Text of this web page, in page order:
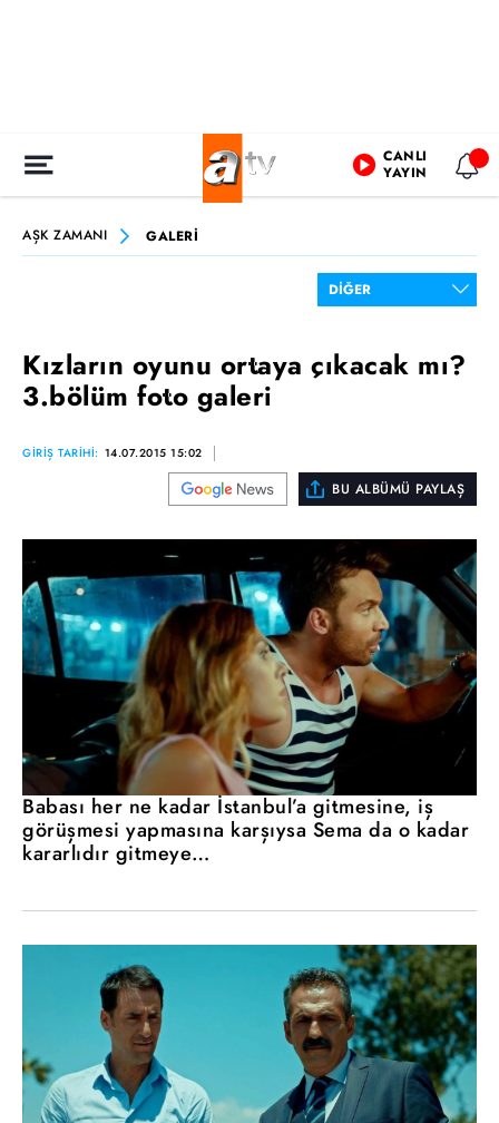
CANLI
YAYIN
AŞK ZAMANI GALERİ
Kızların oyunu ortaya çıkacak mı?
3.bölüm foto galeri
GİRİŞ TARİHİ: 14.07.2015 15:02
BU ALBÜMÜ PAYLAŞ
Babası her ne kadar İstanbul’a gitmesine, iş
görüşmesi yapmasına karşıysa Sema da o kadar
kararlıdır gitmeye…